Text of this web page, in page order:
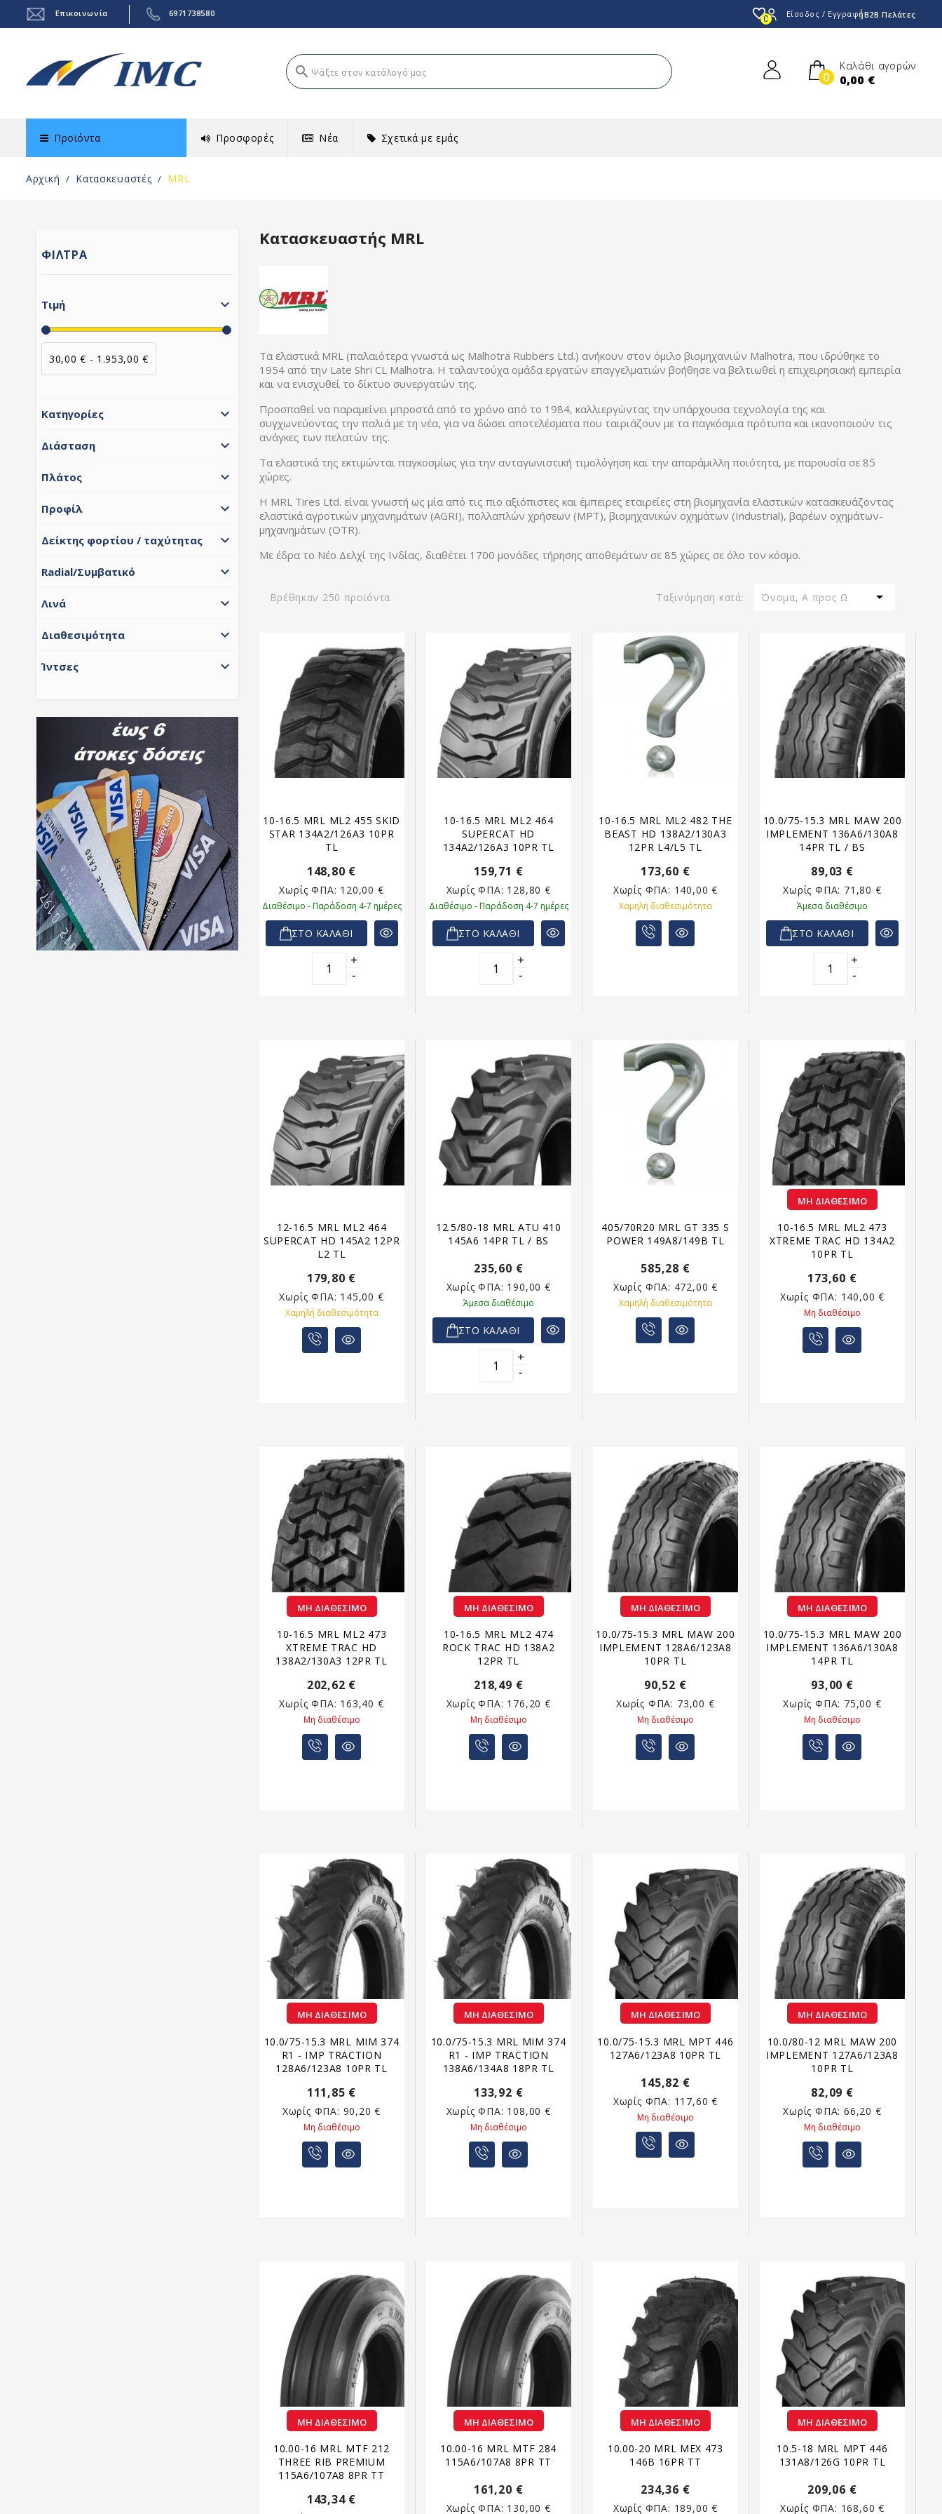
Επικοινωνία 6971738580 favorite_border0 Είσοδος / ΕγγραφήB2B Πελάτες
search 0
Καλάθι αγορών
0,00 €
Προϊόντα Προσφορές Νέα Σχετικά με εμάς
Αρχική Κατασκευαστές MRL
ΦΊΛΤΡΑ
Τιμή 
30,00 € - 1.953,00 €
Κατηγορίες 
Διάσταση 
Πλάτος 
Προφίλ 
Δείκτης φορτίου / ταχύτητας 
Radial/Συμβατικό 
Λινά 
Διαθεσιμότητα 
Ίντσες 
Κατασκευαστής MRL
Τα ελαστικά MRL (παλαιότερα γνωστά ως Malhotra Rubbers Ltd.) ανήκουν στον όμιλο βιομηχανιών Malhotra, που ιδρύθηκε το
1954 από την Late Shri CL Malhotra. Η ταλαντούχα ομάδα εργατών επαγγελματιών βοήθησε να βελτιωθεί η επιχειρησιακή εμπειρία
και να ενισχυθεί το δίκτυο συνεργατών της.
Προσπαθεί να παραμείνει μπροστά από το χρόνο από το 1984, καλλιεργώντας την υπάρχουσα τεχνολογία της και
συγχωνεύοντας την παλιά με τη νέα, για να δώσει αποτελέσματα που ταιριάζουν με τα παγκόσμια πρότυπα και ικανοποιούν τις
ανάγκες των πελατών της.
Τα ελαστικά της εκτιμώνται παγκοσμίως για την ανταγωνιστική τιμολόγηση και την απαράμιλλη ποιότητα, με παρουσία σε 85
χώρες.
Η MRL Tires Ltd. είναι γνωστή ως μία από τις πιο αξιόπιστες και έμπειρες εταιρείες στη βιομηχανία ελαστικών κατασκευάζοντας
ελαστικά αγροτικών μηχανημάτων (AGRI), πολλαπλών χρήσεων (MPT), βιομηχανικών οχημάτων (Industrial), βαρέων οχημάτων-
μηχανημάτων (OTR).
Με έδρα το Νέο Δελχί της Ινδίας, διαθέτει 1700 μονάδες τήρησης αποθεμάτων σε 85 χώρες σε όλο τον κόσμο.
Βρέθηκαν 250 προϊόντα Ταξινόμηση κατά: Όνομα, Α προς Ω 
10-16.5 MRL ML2 455 SKID
STAR 134A2/126A3 10PR
TL
148,80 €
Χωρίς ΦΠΑ: 120,00 €
Διαθέσιμο - Παράδοση 4-7 ημέρες
+
-
ΣΤΟ ΚΑΛΑΘΙ
10-16.5 MRL ML2 464
SUPERCAT HD
134A2/126A3 10PR TL
159,71 €
Χωρίς ΦΠΑ: 128,80 €
Διαθέσιμο - Παράδοση 4-7 ημέρες
+
-
ΣΤΟ ΚΑΛΑΘΙ
10-16.5 MRL ML2 482 THE
BEAST HD 138A2/130A3
12PR L4/L5 TL
173,60 €
Χωρίς ΦΠΑ: 140,00 €
Χαμηλή διαθεσιμότητα
10.0/75-15.3 MRL MAW 200
IMPLEMENT 136A6/130A8
14PR TL / BS
89,03 €
Χωρίς ΦΠΑ: 71,80 €
Άμεσα διαθέσιμο
+
-
ΣΤΟ ΚΑΛΑΘΙ
12-16.5 MRL ML2 464
SUPERCAT HD 145A2 12PR
L2 TL
179,80 €
Χωρίς ΦΠΑ: 145,00 €
Χαμηλή διαθεσιμότητα
12.5/80-18 MRL ATU 410
145A6 14PR TL / BS
235,60 €
Χωρίς ΦΠΑ: 190,00 €
Άμεσα διαθέσιμο
+
-
ΣΤΟ ΚΑΛΑΘΙ
405/70R20 MRL GT 335 S
POWER 149A8/149B TL
585,28 €
Χωρίς ΦΠΑ: 472,00 €
Χαμηλή διαθεσιμότητα
ΜΗ ΔΙΑΘΈΣΙΜΟ
10-16.5 MRL ML2 473
XTREME TRAC HD 134A2
10PR TL
173,60 €
Χωρίς ΦΠΑ: 140,00 €
Μη διαθέσιμο
ΜΗ ΔΙΑΘΈΣΙΜΟ
10-16.5 MRL ML2 473
XTREME TRAC HD
138A2/130A3 12PR TL
202,62 €
Χωρίς ΦΠΑ: 163,40 €
Μη διαθέσιμο
ΜΗ ΔΙΑΘΈΣΙΜΟ
10-16.5 MRL ML2 474
ROCK TRAC HD 138A2
12PR TL
218,49 €
Χωρίς ΦΠΑ: 176,20 €
Μη διαθέσιμο
ΜΗ ΔΙΑΘΈΣΙΜΟ
10.0/75-15.3 MRL MAW 200
IMPLEMENT 128A6/123A8
10PR TL
90,52 €
Χωρίς ΦΠΑ: 73,00 €
Μη διαθέσιμο
ΜΗ ΔΙΑΘΈΣΙΜΟ
10.0/75-15.3 MRL MAW 200
IMPLEMENT 136A6/130A8
14PR TL
93,00 €
Χωρίς ΦΠΑ: 75,00 €
Μη διαθέσιμο
ΜΗ ΔΙΑΘΈΣΙΜΟ
10.0/75-15.3 MRL MIM 374
R1 - IMP TRACTION
128A6/123A8 10PR TL
111,85 €
Χωρίς ΦΠΑ: 90,20 €
Μη διαθέσιμο
ΜΗ ΔΙΑΘΈΣΙΜΟ
10.0/75-15.3 MRL MIM 374
R1 - IMP TRACTION
138A6/134A8 18PR TL
133,92 €
Χωρίς ΦΠΑ: 108,00 €
Μη διαθέσιμο
ΜΗ ΔΙΑΘΈΣΙΜΟ
10.0/75-15.3 MRL MPT 446
127A6/123A8 10PR TL
145,82 €
Χωρίς ΦΠΑ: 117,60 €
Μη διαθέσιμο
ΜΗ ΔΙΑΘΈΣΙΜΟ
10.0/80-12 MRL MAW 200
IMPLEMENT 127A6/123A8
10PR TL
82,09 €
Χωρίς ΦΠΑ:66,20 €
Μη διαθέσιμο
ΜΗ ΔΙΑΘΈΣΙΜΟ
10.00-16 MRL MTF 212
THREE RIB PREMIUM
115A6/107A8 8PR TT
143,34 €
ΜΗ ΔΙΑΘΈΣΙΜΟ
10.00-16 MRL MTF 284
115A6/107A8 8PR TT
161,20 €
Χωρίς ΦΠΑ: 130,00 €
ΜΗ ΔΙΑΘΈΣΙΜΟ
10.00-20 MRL MEX 473
146B 16PR TT
234,36 €
Χωρίς ΦΠΑ: 189,00 €
ΜΗ ΔΙΑΘΈΣΙΜΟ
10.5-18 MRL MPT 446
131A8/126G 10PR TL
209,06 €
Χωρίς ΦΠΑ: 168,60 €